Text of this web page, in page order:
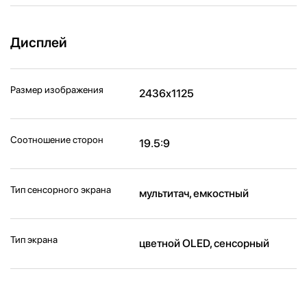
Дисплей
Размер изображения 2436x1125
Соотношение сторон 19.5:9
Тип сенсорного экрана мультитач, емкостный
Тип экрана цветной OLED, сенсорный